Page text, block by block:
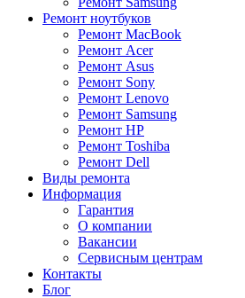
Ремонт ноутбуков
Ремонт MacBook
Ремонт Acer
Ремонт Asus
Ремонт Sony
Ремонт Lenovo
Ремонт Samsung
Ремонт HP
Ремонт Toshiba
Ремонт Dell
Виды ремонта
Информация
Гарантия
О компании
Вакансии
Сервисным центрам
Контакты
Блог